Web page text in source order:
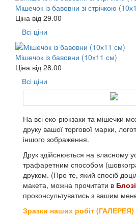
Мішечок із бавовни зі стрічкою
Ціна від 29.00
Всі ціни
Мішечок із бавовни (10х11 см)
Ціна від 28.00
Всі ціни
На всі еко-рюкзаки та мішечки
друку вашої торгової марки,
іншого зображення.
Друк здійснюється на власному
трафаретним способом
друком. (Про те, який спосіб
макета, можна прочитати в Блозі
проконсультуватись з вашим
Зразки наших робіт (ГАЛЕРЕЯ)